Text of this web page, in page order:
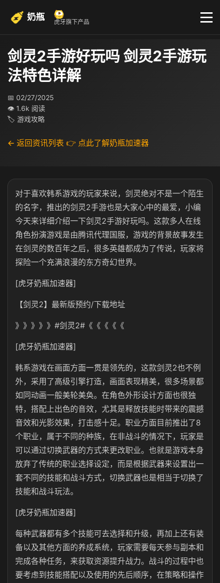
奶瓶 虎牙旗下产品
剑灵2手游好玩吗 剑灵2手游玩
法特色详解
📅 02/27/2025
👁 1.6k 阅读
🏷 游戏攻略
← 返回资讯列表 👉 点此了解奶瓶加速器
对于喜欢韩系游戏的玩家来说，剑灵绝对不是一个陌生
的名字，推出的剑灵2手游也是大家心中的最爱，小编
今天来详细介绍一下剑灵2手游好玩吗。这款多人在线
角色扮演游戏是由腾讯代理国服，游戏的背景故事发生
在剑灵的数百年之后，很多英雄都成为了传说，玩家将
探险一个充满浪漫的东方奇幻世界。
[虎牙奶瓶加速器]
【剑灵2】最新版预约/下载地址
》》》》》#剑灵2#《《《《《
[虎牙奶瓶加速器]
韩系游戏在画面方面一贯是领先的，这款剑灵2也不例
外，采用了高级引擎打造，画面表现精美，很多场景都
如同动画一般美轮美奂。在角色外形设计方面也很独
特，搭配上出色的音效，尤其是释放技能时带来的震撼
音效和光影效果，打击感十足。职业方面目前推出了8
个职业，属于不同的种族，在非战斗的情况下，玩家是
可以通过切换武器的方式来更改职业。也就是游戏本身
放弃了传统的职业选择设定，而是根据武器来设置出一
套不同的技能和战斗方式，切换武器也是相当于切换了
技能和战斗玩法。
[虎牙奶瓶加速器]
每种武器都有多个技能可去选择和升级，再加上还有装
备以及其他方面的养成系统，玩家需要每天参与副本和
完成各种任务，来获取资源提升战力。战斗的过程中也
要考虑到技能搭配以及使用的先后顺序，在策略和操作